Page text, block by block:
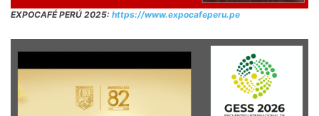
EXPOCAFÉ PERÚ 2025: https://www.expocafeperu.pe